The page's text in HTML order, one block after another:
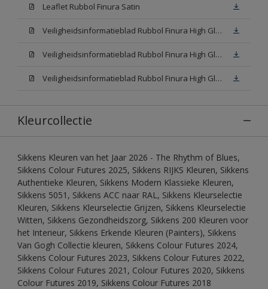
Leaflet Rubbol Finura Satin
Veiligheidsinformatieblad Rubbol Finura High Gloss W05 (MSDS)
Veiligheidsinformatieblad Rubbol Finura High Gloss White (MSDS)
Veiligheidsinformatieblad Rubbol Finura High Gloss N00 (MSDS)
Kleurcollectie
Sikkens Kleuren van het Jaar 2026 - The Rhythm of Blues,
Sikkens Colour Futures 2025, Sikkens RIJKS Kleuren, Sikkens
Authentieke Kleuren, Sikkens Modern Klassieke Kleuren,
Sikkens 5051, Sikkens ACC naar RAL, Sikkens Kleurselectie
Kleuren, Sikkens Kleurselectie Grijzen, Sikkens Kleurselectie
Witten, Sikkens Gezondheidszorg, Sikkens 200 Kleuren voor
het Interieur, Sikkens Erkende Kleuren (Painters), Sikkens
Van Gogh Collectie kleuren, Sikkens Colour Futures 2024,
Sikkens Colour Futures 2023, Sikkens Colour Futures 2022,
Sikkens Colour Futures 2021, Colour Futures 2020, Sikkens
Colour Futures 2019, Sikkens Colour Futures 2018